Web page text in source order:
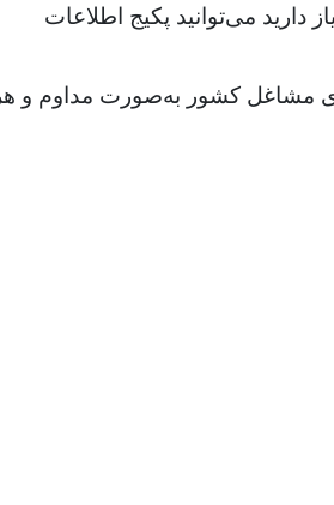
می‌توانید پکیج اطلاعات
مشاغل کشور به‌صورت مداوم و